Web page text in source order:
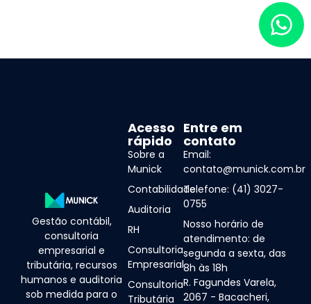
Gestão contábil,
consultoria
empresarial e
tributária, recursos
humanos e auditoria
sob medida para o
Acesso
rápido
Sobre a
Munick
Contabilidade
Auditoria
RH
Consultoria
Empresarial
Consultoria
Tributária
Entre em
contato
Email:
contato@munick.com.br
Telefone: (41) 3027-
0755
Nosso horário de
atendimento: de
segunda a sexta, das
8h às 18h
R. Fagundes Varela,
2067 - Bacacheri,